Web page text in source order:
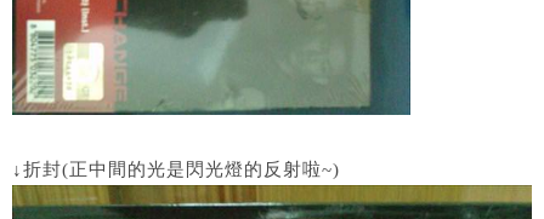
↓折封(正中間的光是閃光燈的反射啦~)